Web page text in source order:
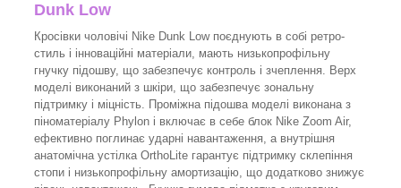
Dunk Low
Кросівки чоловічі Nike Dunk Low поєднують в собі ретро-
стиль і інноваційні матеріали, мають низькопрофільну
гнучку підошву, що забезпечує контроль і зчеплення. Верх
моделі виконаний з шкіри, що забезпечує зональну
підтримку і міцність. Проміжна підошва моделі виконана з
піноматеріалу Phylon і включає в себе блок Nike Zoom Air,
ефективно поглинає ударні навантаження, а внутрішня
анатомічна устілка OrthoLite гарантує підтримку склепіння
стопи і низькопрофільну амортизацію, що додатково знижує